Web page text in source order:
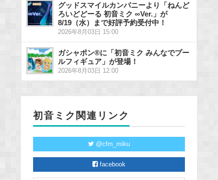
グッドスマイルカンパニーより「ねんど
ろいどどーる 初音ミク ∞Ver.」が
8/19（水）まで好評予約受付中！
2026年8月03日 15:00
ガシャポン®に「初音ミク みんなでプー
ルフィギュア」が登場！
2026年8月03日 12:00
初音ミク関連リンク
@cfm_miku
facebook